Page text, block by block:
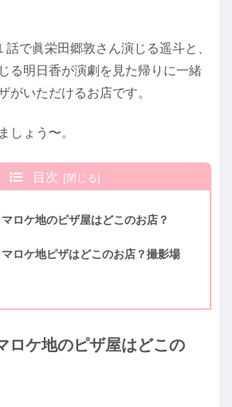
話で眞栄田郷敦さん演じる遥斗と、
る明日香が演劇を見た帰りに一緒
がいただけるお店です。
しょう〜。
目次
ロケ地のピザ屋はどこのお店？
ロケ地ピザはどこのお店？撮影場
ロケ地のピザ屋はどこの